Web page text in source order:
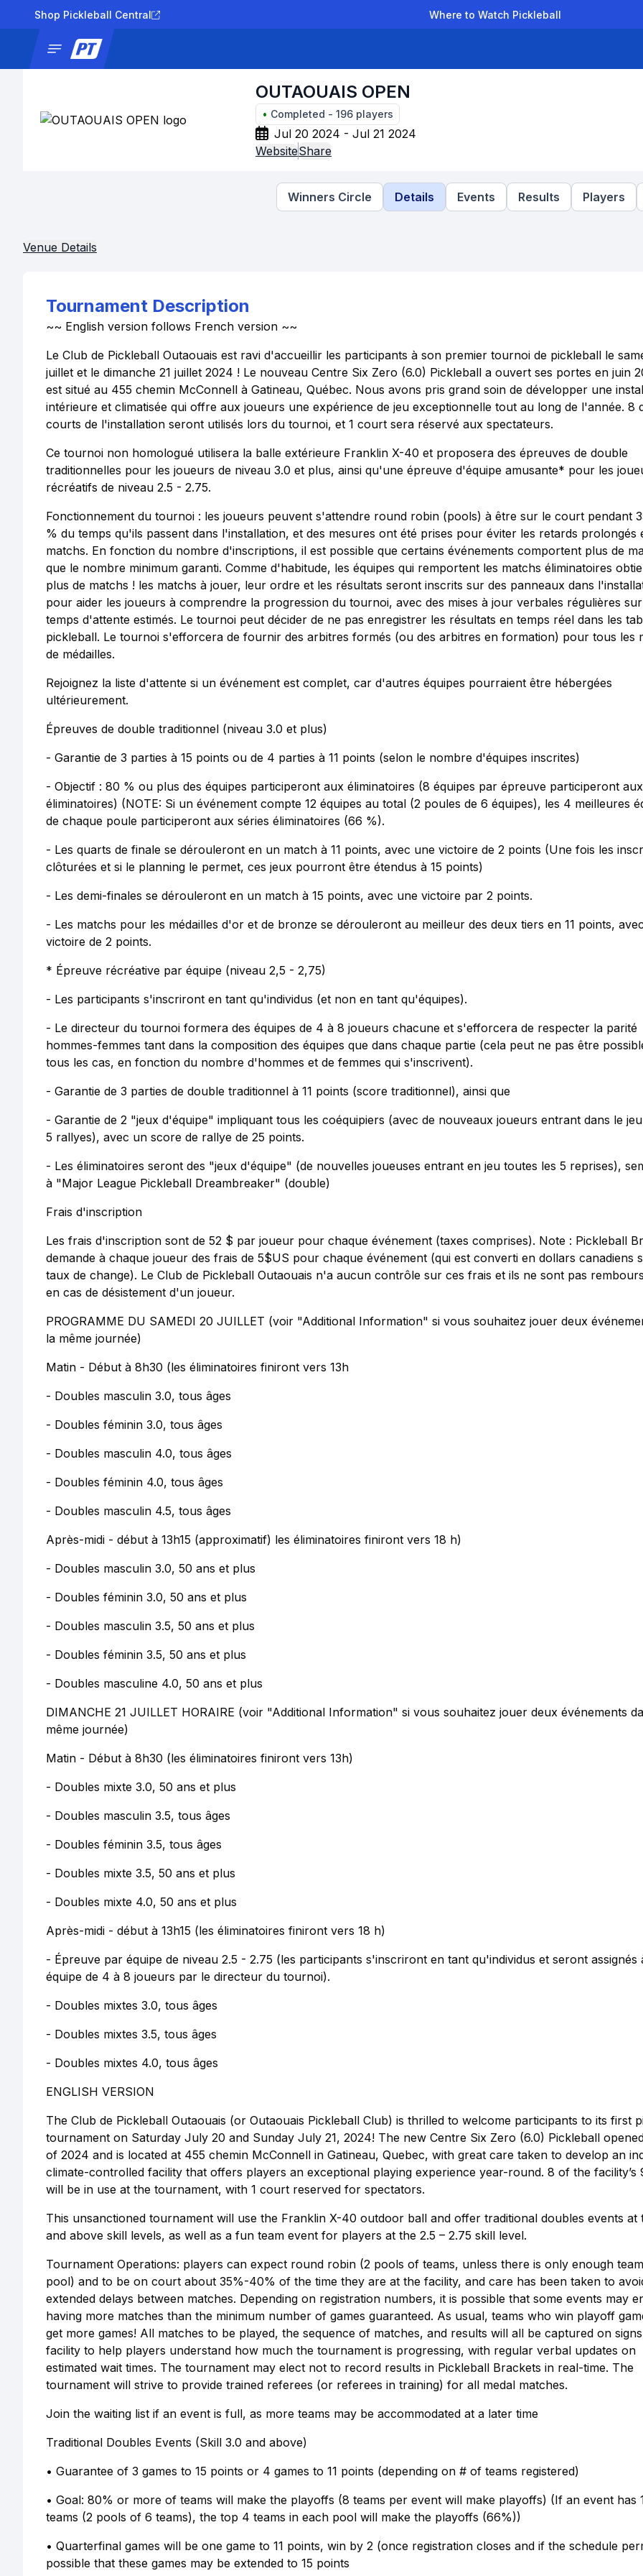
Shop Pickleball Central Where to Watch Pickleball
OUTAOUAIS OPEN
• Completed - 196 players
Jul 20 2024 - Jul 21 2024
WebsiteShare
Winners Circle Details Events Results Players
Venue Details
Tournament Description
~~ English version follows French version ~~
Le Club de Pickleball Outaouais est ravi d'accueillir les participants à son premier tournoi de pickleball le
juillet et le dimanche 21 juillet 2024 ! Le nouveau Centre Six Zero (6.0) Pickleball a ouvert ses portes en juin
est situé au 455 chemin McConnell à Gatineau, Québec. Nous avons pris grand soin de développer une
intérieure et climatisée qui offre aux joueurs une expérience de jeu exceptionnelle tout au long de l'année. 8
courts de l'installation seront utilisés lors du tournoi, et 1 court sera réservé aux spectateurs.
Ce tournoi non homologué utilisera la balle extérieure Franklin X-40 et proposera des épreuves de double
traditionnelles pour les joueurs de niveau 3.0 et plus, ainsi qu'une épreuve d'équipe amusante* pour les
récréatifs de niveau 2.5 - 2.75.
Fonctionnement du tournoi : les joueurs peuvent s'attendre round robin (pools) à être sur le court pendant
% du temps qu'ils passent dans l'installation, et des mesures ont été prises pour éviter les retards prolongés
matchs. En fonction du nombre d'inscriptions, il est possible que certains événements comportent plus de
que le nombre minimum garanti. Comme d'habitude, les équipes qui remportent les matchs éliminatoires
plus de matchs ! les matchs à jouer, leur ordre et les résultats seront inscrits sur des panneaux dans
pour aider les joueurs à comprendre la progression du tournoi, avec des mises à jour verbales régulières
temps d'attente estimés. Le tournoi peut décider de ne pas enregistrer les résultats en temps réel dans les
pickleball. Le tournoi s'efforcera de fournir des arbitres formés (ou des arbitres en formation) pour tous les
de médailles.
Rejoignez la liste d'attente si un événement est complet, car d'autres équipes pourraient être hébergées
ultérieurement.
Épreuves de double traditionnel (niveau 3.0 et plus)
- Garantie de 3 parties à 15 points ou de 4 parties à 11 points (selon le nombre d'équipes inscrites)
- Objectif : 80 % ou plus des équipes participeront aux éliminatoires (8 équipes par épreuve participeront aux
éliminatoires) (NOTE: Si un événement compte 12 équipes au total (2 poules de 6 équipes), les 4 meilleures
de chaque poule participeront aux séries éliminatoires (66 %).
- Les quarts de finale se dérouleront en un match à 11 points, avec une victoire de 2 points (Une fois les
clôturées et si le planning le permet, ces jeux pourront être étendus à 15 points)
- Les demi-finales se dérouleront en un match à 15 points, avec une victoire par 2 points.
- Les matchs pour les médailles d'or et de bronze se dérouleront au meilleur des deux tiers en 11 points,
victoire de 2 points.
* Épreuve récréative par équipe (niveau 2,5 - 2,75)
- Les participants s'inscriront en tant qu'individus (et non en tant qu'équipes).
- Le directeur du tournoi formera des équipes de 4 à 8 joueurs chacune et s'efforcera de respecter la parité
hommes-femmes tant dans la composition des équipes que dans chaque partie (cela peut ne pas être
tous les cas, en fonction du nombre d'hommes et de femmes qui s'inscrivent).
- Garantie de 3 parties de double traditionnel à 11 points (score traditionnel), ainsi que
- Garantie de 2 "jeux d'équipe" impliquant tous les coéquipiers (avec de nouveaux joueurs entrant dans le
5 rallyes), avec un score de rallye de 25 points.
- Les éliminatoires seront des "jeux d'équipe" (de nouvelles joueuses entrant en jeu toutes les 5 reprises),
à "Major League Pickleball Dreambreaker" (double)
Frais d'inscription
Les frais d'inscription sont de 52 $ par joueur pour chaque événement (taxes comprises). Note : Pickleball
demande à chaque joueur des frais de 5$US pour chaque événement (qui est converti en dollars canadiens
taux de change). Le Club de Pickleball Outaouais n'a aucun contrôle sur ces frais et ils ne sont pas
en cas de désistement d'un joueur.
PROGRAMME DU SAMEDI 20 JUILLET (voir "Additional Information" si vous souhaitez jouer deux
la même journée)
Matin - Début à 8h30 (les éliminatoires finiront vers 13h
- Doubles masculin 3.0, tous âges
- Doubles féminin 3.0, tous âges
- Doubles masculin 4.0, tous âges
- Doubles féminin 4.0, tous âges
- Doubles masculin 4.5, tous âges
Après-midi - début à 13h15 (approximatif) les éliminatoires finiront vers 18 h)
- Doubles masculin 3.0, 50 ans et plus
- Doubles féminin 3.0, 50 ans et plus
- Doubles masculin 3.5, 50 ans et plus
- Doubles féminin 3.5, 50 ans et plus
- Doubles masculine 4.0, 50 ans et plus
DIMANCHE 21 JUILLET HORAIRE (voir "Additional Information" si vous souhaitez jouer deux événements
même journée)
Matin - Début à 8h30 (les éliminatoires finiront vers 13h)
- Doubles mixte 3.0, 50 ans et plus
- Doubles masculin 3.5, tous âges
- Doubles féminin 3.5, tous âges
- Doubles mixte 3.5, 50 ans et plus
- Doubles mixte 4.0, 50 ans et plus
Après-midi - début à 13h15 (les éliminatoires finiront vers 18 h)
- Épreuve par équipe de niveau 2.5 - 2.75 (les participants s'inscriront en tant qu'individus et seront assignés
équipe de 4 à 8 joueurs par le directeur du tournoi).
- Doubles mixtes 3.0, tous âges
- Doubles mixtes 3.5, tous âges
- Doubles mixtes 4.0, tous âges
ENGLISH VERSION
The Club de Pickleball Outaouais (or Outaouais Pickleball Club) is thrilled to welcome participants to its first
tournament on Saturday July 20 and Sunday July 21, 2024! The new Centre Six Zero (6.0) Pickleball
of 2024 and is located at 455 chemin McConnell in Gatineau, Quebec, with great care taken to develop an
climate-controlled facility that offers players an exceptional playing experience year-round. 8 of the facility’s
will be in use at the tournament, with 1 court reserved for spectators.
This unsanctioned tournament will use the Franklin X-40 outdoor ball and offer traditional doubles events at
and above skill levels, as well as a fun team event for players at the 2.5 – 2.75 skill level.
Tournament Operations: players can expect round robin (2 pools of teams, unless there is only enough
pool) and to be on court about 35%-40% of the time they are at the facility, and care has been taken to
extended delays between matches. Depending on registration numbers, it is possible that some events may
having more matches than the minimum number of games guaranteed. As usual, teams who win playoff
get more games! All matches to be played, the sequence of matches, and results will all be captured on
facility to help players understand how much the tournament is progressing, with regular verbal updates on
estimated wait times. The tournament may elect not to record results in Pickleball Brackets in real-time. The
tournament will strive to provide trained referees (or referees in training) for all medal matches.
Join the waiting list if an event is full, as more teams may be accommodated at a later time
Traditional Doubles Events (Skill 3.0 and above)
• Guarantee of 3 games to 15 points or 4 games to 11 points (depending on # of teams registered)
• Goal: 80% or more of teams will make the playoffs (8 teams per event will make playoffs) (If an event has
teams (2 pools of 6 teams), the top 4 teams in each pool will make the playoffs (66%))
• Quarterfinal games will be one game to 11 points, win by 2 (once registration closes and if the schedule
possible that these games may be extended to 15 points